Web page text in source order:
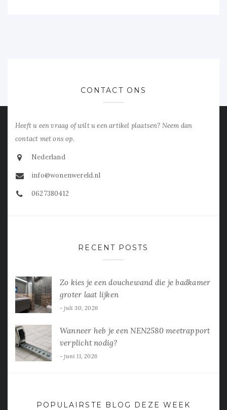
CONTACT ONS
Heeft u een vraag of wilt u een artikel plaatsen? Neem dan
contact met ons op.
Nederland
info@wonenwereld.nl
0627380412
RECENT POSTS
Zo kies je een douchewand die je badkamer
groter laat lijken
juli 30, 2026
Wanneer heb je een NEN2580 meetrapport
verplicht nodig?
juni 11, 2026
POPULAIRSTE BLOG DEZE WEEK